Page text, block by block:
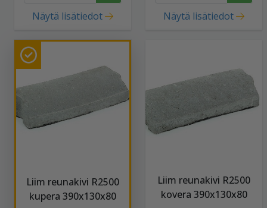
Näytä lisätiedot Näytä lisätiedot
Liim reunakivi R2500
kupera 390x130x80
Liim reunakivi R2500
kovera 390x130x80